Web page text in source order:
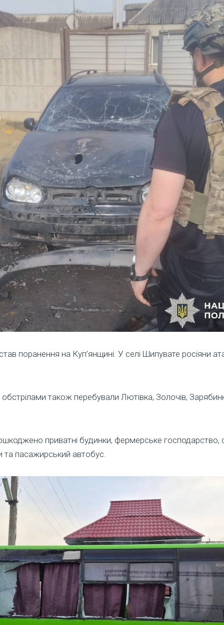
поранення на Куп’янщині. У селі Шипувате росіяни
також перебували Лютівка, Золочів,
приватні будинки, фермерське господарство,
та пасажирський автобус.